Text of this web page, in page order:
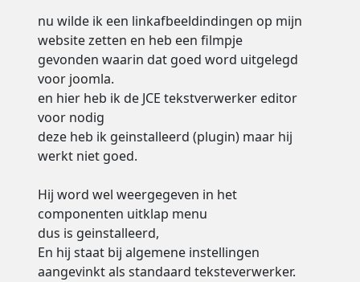
nu wilde ik een linkafbeeldindingen op mijn
website zetten en heb een filmpje
gevonden waarin dat goed word uitgelegd
voor joomla.
en hier heb ik de JCE tekstverwerker editor
voor nodig
deze heb ik geinstalleerd (plugin) maar hij
werkt niet goed.
Hij word wel weergegeven in het
componenten uitklap menu
dus is geinstalleerd,
En hij staat bij algemene instellingen
aangevinkt als standaard teksteverwerker.